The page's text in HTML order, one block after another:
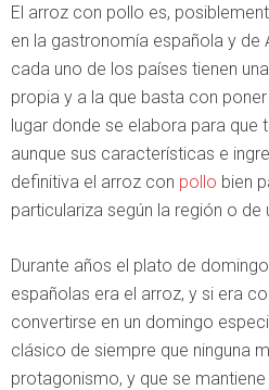
El arroz con pollo es,
en la gastronomía española y de
cada uno de los países tienen
propia y a la que basta con
lugar donde se elabora para que
aunque sus características e
definitiva el arroz con pollo bien
particulariza según la región o de
Durante años el plato de
españolas era el arroz, y si era
convertirse en un domingo
clásico de siempre que ninguna
protagonismo, y que se